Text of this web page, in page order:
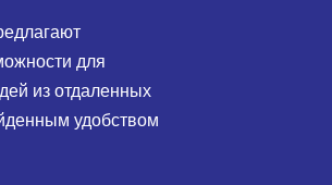
для
из отдаленных
удобством